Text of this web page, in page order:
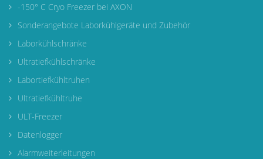
-150° C Cryo Freezer bei AXON
Sonderangebote Laborkühlgeräte und Zubehör
Laborkühlschränke
Ultratiefkühlschränke
Labortiefkühltruhen
Ultratiefkühltruhe
ULT-Freezer
Datenlogger
Alarmweiterleitungen